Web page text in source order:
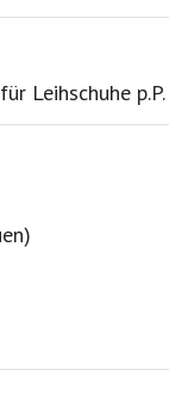
Leihschuhe p.P.
)